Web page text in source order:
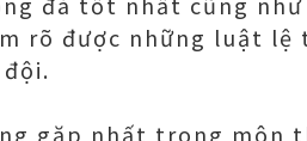
rõ được những luật
gặp nhất trong môn